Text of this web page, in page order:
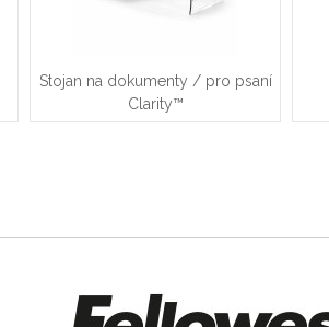
Stojan na dokumenty / pro psaní
Clarity™